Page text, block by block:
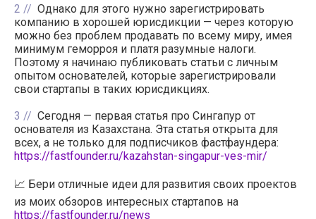
2
Однако для этого нужно зарегистрировать
компанию в хорошей юрисдикции — через которую
можно без проблем продавать по всему миру, имея
минимум геморроя и платя разумные налоги.
Поэтому я начинаю публиковать статьи с личным
опытом основателей, которые зарегистрировали
свои стартапы в таких юрисдикциях.
3
Сегодня — первая статья про Сингапур от
основателя из Казахстана. Эта статья открыта для
всех, а не только для подписчиков фастфаундера:
https://fastfounder.ru/kazahstan-singapur-ves-mir/
📈 Бери отличные идеи для развития своих проектов
из моих обзоров интересных стартапов на
https://fastfounder.ru/news